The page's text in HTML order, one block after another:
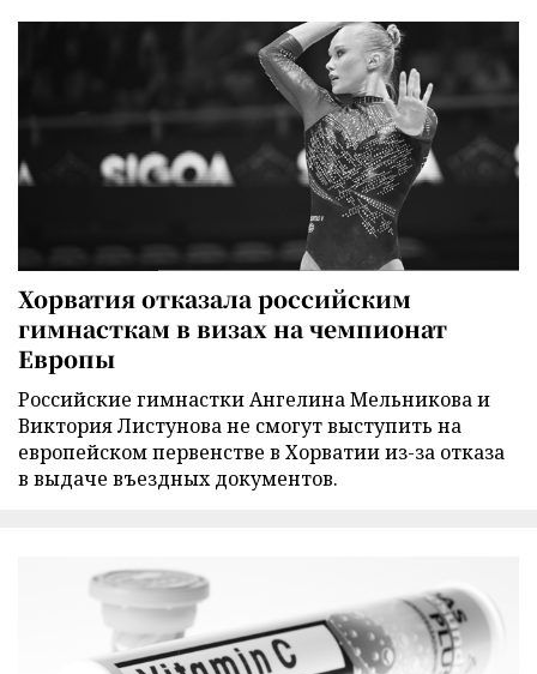
Хорватия отказала российским
гимнасткам в визах на чемпионат
Европы
Российские гимнастки Ангелина Мельникова и
Виктория Листунова не смогут выступить на
европейском первенстве в Хорватии из-за отказа
в выдаче въездных документов.